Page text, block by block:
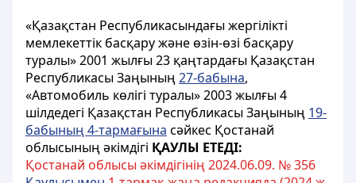
«Қазақстан Республикасындағы жергілікті
мемлекеттік басқару және өзін-өзі басқару
туралы» 2001 жылғы 23 қаңтардағы Қазақстан
Республикасы Заңының27-бабына,
«Автомобиль көлігі туралы» 2003 жылғы 4
шілдедегі Қазақстан Республикасы Заңының 19-
бабының 4-тармағына сәйкес Қостанай
облысының әкімдігі ҚАУЛЫ ЕТЕДІ:
Қостанай облысы әкімдігінің 2024.06.09. № 356